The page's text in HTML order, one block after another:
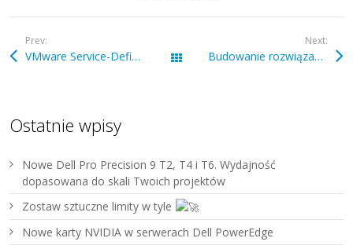
Prev:
VMware Service-Defined Firewall – pierwsza tego typu zapora na rynku! Wszystkie wpisy
Next:
Budowanie rozwiązania wirtualnych desktopów i aplikacji w oparciu o Citrix Virtual Apps and Desktops w wersji 7.19
Ostatnie wpisy
Nowe Dell Pro Precision 9 T2, T4 i T6. Wydajność
dopasowana do skali Twoich projektów
Zostaw sztuczne limity w tyle
Nowe karty NVIDIA w serwerach Dell PowerEdge